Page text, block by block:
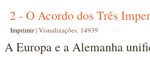
2 - O Acordo dos Três
Imprimir|Visualizações: 14939
A Europa e a Alemanha